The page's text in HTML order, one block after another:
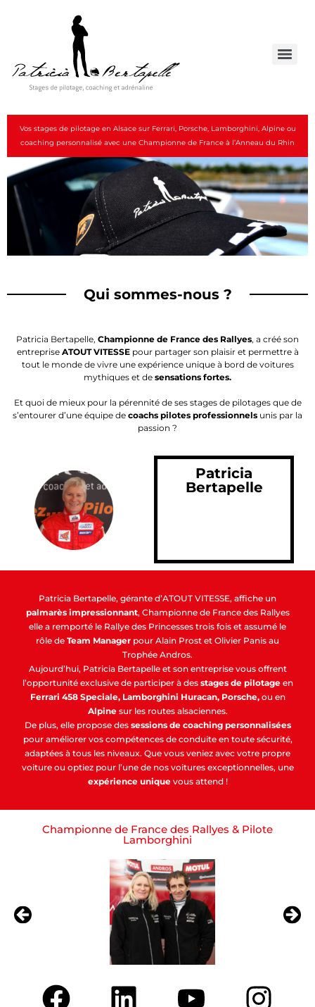
Vos stages de pilotage en Alsace sur Ferrari, Porsche, Lamborghini, Alpine ou
coaching personnalisé avec une Championne de France à l’Anneau du Rhin
Qui sommes-nous ?
Patricia Bertapelle, Championne de France des Rallyes, a créé son
entreprise ATOUT VITESSEpour partager son plaisir et permettre à
tout le monde de vivre une expérience unique à bord de voitures
mythiques et de sensations fortes.
Et quoi de mieux pour la pérennité de ses stages de pilotages que de
s’entourer d’une équipe de coachs pilotes professionnels unis par la
passion ?
Patricia Bertapelle, gérante d’ATOUT VITESSE, affiche un
palmarès impressionnant, Championne de France des Rallyes
elle a remporté le Rallye des Princesses trois fois et assumé le
rôle de Team Manager pour Alain Prost et Olivier Panis au
Trophée Andros.
Aujourd’hui, Patricia Bertapelle et son entreprise vous offrent
l’opportunité exclusive de participer à des stages de pilotageen
Ferrari 458 Speciale, Lamborghini Huracan, Porsche, ou en
Alpinesur les routes alsaciennes.
De plus, elle propose des sessions de coaching personnalisées
pour améliorer vos compétences de conduite en toute sécurité,
adaptées à tous les niveaux. Que vous veniez avec votre propre
voiture ou optiez pour l’une de nos voitures exceptionnelles, une
expérience uniquevous attend !
Patricia
Bertapelle
Championne de France des Rallyes & Pilote
Lamborghini